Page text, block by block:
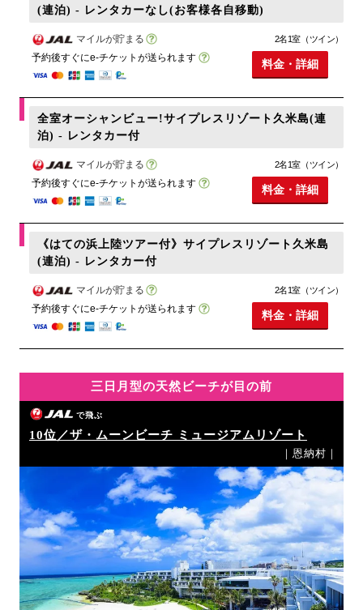
(連泊) - レンタカーなし(お客様各自移動)
マイルが貯まる
予約後すぐにe-チケットが送られます
2名1室（ツイン）
料金・詳細
全室オーシャンビュー!サイプレスリゾート久米島(連
泊) - レンタカー付
マイルが貯まる
予約後すぐにe-チケットが送られます
2名1室（ツイン）
料金・詳細
《はての浜上陸ツアー付》サイプレスリゾート久米島
(連泊) - レンタカー付
マイルが貯まる
予約後すぐにe-チケットが送られます
2名1室（ツイン）
料金・詳細
三日月型の天然ビーチが目の前
で飛ぶ
10位／ザ・ムーンビーチ ミュージアムリゾート
｜恩納村｜